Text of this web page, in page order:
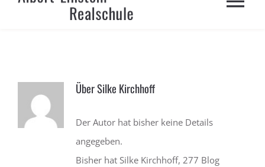
PROFIL
SCHULE
ÜberSilke Kirchhoff
Der Autor hat bisher keine Details
angegeben.
Bisher hat Silke Kirchhoff, 277 Blog